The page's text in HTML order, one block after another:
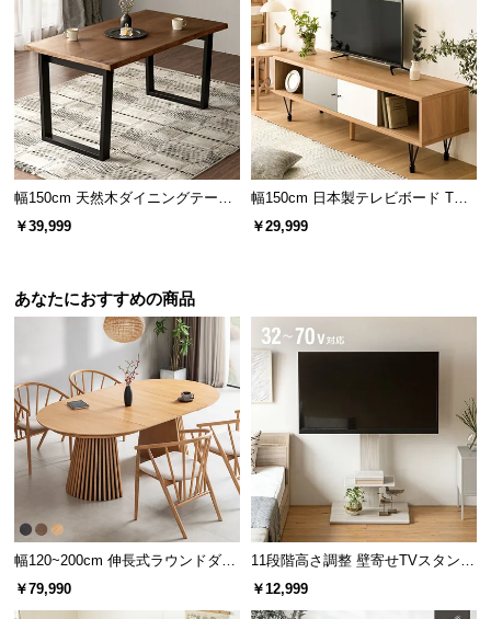
やティータイムに最適です。
木の質感と機能性を両立した天板
天板には木の質感と美しい木目を活かすラッカー塗
装を施しました。
幅150cm 天然木ダイニングテーブ
ル 一枚板デザイン 4人掛け
￥39,999
幅150cm 日本製テレビボード TOT-
007
￥29,999
あなたにおすすめの商品
幅120~200cm 伸長式ラウンドダイ
ニングテーブル 6人掛け 天然木突
板 美しい格子デザイン
￥79,990
11段階高さ調整 壁寄せTVスタンド
キャスター付き 上下左右角度調節
￥12,999